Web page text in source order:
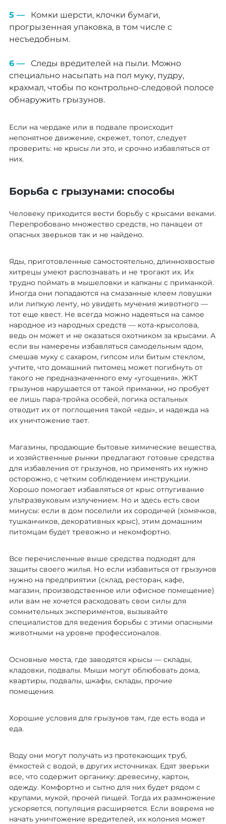
Комки шерсти, клочки бумаги,
прогрызенная упаковка, в том числе с
несъедобным.
Следы вредителей на пыли. Можно
специально насыпать на пол муку, пудру,
крахмал, чтобы по контрольно-следовой полосе
обнаружить грызунов.
Если на чердаке или в подвале происходит
непонятное движение, скрежет, топот, следует
проверить: не крысы ли это, и срочно избавляться от
них.
Борьба с грызунами: способы
Человеку приходится вести борьбу с крысами веками.
Перепробовано множество средств, но панацеи от
опасных зверьков так и не найдено.
Яды, приготовленные самостоятельно, длиннохвостые
хитрецы умеют распознавать и не трогают их. Их
трудно поймать в мышеловки и капканы с приманкой.
Иногда они попадаются на смазанные клеем ловушки
или липкую ленту, но увидеть мучения животного —
тот еще квест. Не всегда можно надеяться на самое
народное из народных средств — кота-крысолова,
ведь он может и не оказаться охотником за крысами. А
если вы намерены избавляться самодельным ядом,
смешав муку с сахаром, гипсом или битым стеклом,
учтите, что домашний питомец может погибнуть от
такого не предназначенного ему «угощения». ЖКТ
грызунов нарушается от такой приманки, но пробует
ее лишь пара-тройка особей, логика остальных
отводит их от поглощения такой «еды», и надежда на
их уничтожение тает.
Магазины, продающие бытовые химические вещества,
и хозяйственные рынки предлагают готовые средства
для избавления от грызунов, но применять их нужно
осторожно, с четким соблюдением инструкции.
Хорошо помогает избавляться от крыс отпугивание
ультразвуковым излучением. Но и здесь есть свои
минусы: если в дом поселили их сородичей (хомячков,
тушканчиков, декоративных крыс), этим домашним
питомцам будет тревожно и некомфортно.
Все перечисленные выше средства подходят для
защиты своего жилья. Но если избавиться от грызунов
нужно на предприятии (склад, ресторан, кафе,
магазин, производственное или офисное помещение)
или вам не хочется расходовать свои силы для
сомнительных экспериментов, вызывайте
специалистов для ведения борьбы с этими опасными
животными на уровне профессионалов.
Основные места, где заводятся крысы — склады,
кладовки, подвалы. Мыши могут облюбовать дома,
квартиры, подвалы, шкафы, склады, прочие
помещения.
Хорошие условия для грызунов там, где есть вода и
еда.
Воду они могут получать из протекающих труб,
ёмкостей с водой, в других источниках. Едят зверьки
все, что содержит органику: древесину, картон,
одежду. Комфортно и сытно для них будет рядом с
крупами, мукой, прочей пищей. Тогда их размножение
ускоряется, популяция расширяется. Если вовремя не
начать уничтожение вредителей, их колония может